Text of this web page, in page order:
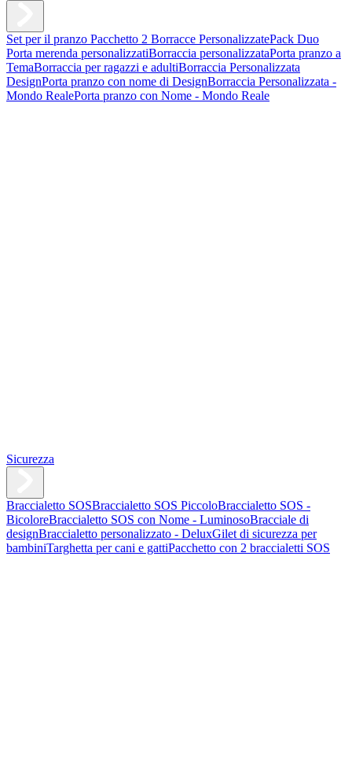
Set per il pranzo Pacchetto 2 Borracce PersonalizzatePack Duo
Porta merenda personalizzatiBorraccia personalizzataPorta pranzo a
TemaBorraccia per ragazzi e adultiBorraccia Personalizzata
DesignPorta pranzo con nome di DesignBorraccia Personalizzata -
Mondo RealePorta pranzo con Nome - Mondo Reale
Sicurezza
Braccialetto SOSBraccialetto SOS PiccoloBraccialetto SOS -
BicoloreBraccialetto SOS con Nome - LuminosoBracciale di
designBraccialetto personalizzato - DeluxGilet di sicurezza per
bambiniTarghetta per cani e gattiPacchetto con 2 braccialetti SOS